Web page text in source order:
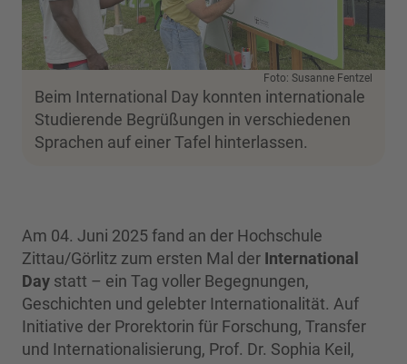
Foto: Susanne Fentzel
Beim International Day konnten internationale
Studierende Begrüßungen in verschiedenen
Sprachen auf einer Tafel hinterlassen.
Am 04. Juni 2025 fand an der Hochschule
Zittau/Görlitz zum ersten Mal der International
Day statt – ein Tag voller Begegnungen,
Geschichten und gelebter Internationalität. Auf
Initiative der Prorektorin für Forschung, Transfer
und Internationalisierung, Prof. Dr. Sophia Keil,